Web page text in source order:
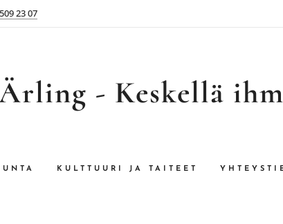
23 07
- Keskellä
KULTTUURI JA TAITEET